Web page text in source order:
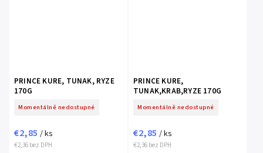
PRINCE KURE, TUNAK, RYZE
170G
Momentálně nedostupné
€2,36 bez DPH
€2,85 / ks
PRINCE KURE,
TUNAK,KRAB,RYZE 170G
Momentálně nedostupné
€2,36 bez DPH
€2,85 / ks